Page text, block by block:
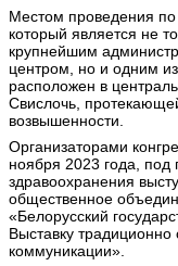
Местом проведения по
который является не
крупнейшим
центром, но и одним
расположен в
Свислочь,
возвышенности.
Организаторами
ноября 2023 года, под
здравоохранения
общественное
«Белорусский
Выставку
коммуникации».